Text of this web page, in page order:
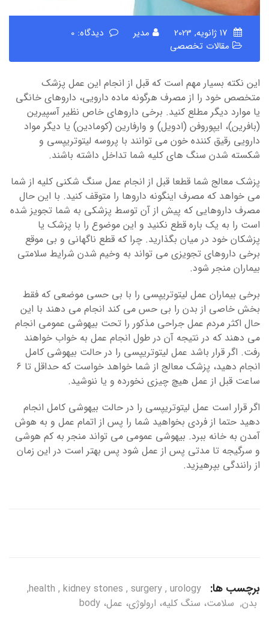
مدیر
دیدگاه: 0
مقالات تخصصی
این نکته بسیار مهم است که قبل از انجام این عمل پزشک
متخصص خود را از مصرف هرگونه ماده دارویی، داروهای خانگی
یا موارد دیگر مطلع کنید. برخی داروهای خاص نظیر آسپیرین
(بافرین)، ایپوروفن (ادویل) و وارفارین (کومادین) یا دیگر مواد
دارویی رقیق کننده خون می توانند با پروسه لیتوتریپسی و
شکسته شدن سنگ های کلیه شما تداخل داشته باشند.
پزشک معالج شما قطعا قبل از انجام عمل سنگ شکنی کلیه از شما
می خواهد که مصرف اینگونه داروها را متوقف کنید. با این حال
مصرف داروهایی که پیش از آن توسط پزشکی به شما تجویز شده
است را به یک باره قطع نکنید و این موضوع را با پزشک یا
پزشکان خود در میان بگذارید. چرا که قطع ناگهانی و بی موقع
برخی داروهای تجویزی می تواند به وخیم شدن شرایط سلامتی
بیماران منجر شود.
برخی بیماران عمل لیتوتریپسی را با بی حسی موضعی که فقط
بخش خاصی از بدن را بی حس می کند انجام می دهند با این
حال اکثر مردم عمل جراحی مذکور را تحت بیهوشی عمومی انجام
می دهند که در نتیجه آن در طول انجام عمل به خواب خواهند
رفت. اگر قرار باشد عمل لیتوتریپسی را در حالت بیهوشی کامل
انجام دهید، پزشک معالج از شما خواهد خواست که حداقل تا ۶
ساعت قبل از عمل هیچ چیزی نخورده و یا ننوشید.
اگر قرار است عمل لیتوتریپسی را در حالت بیهوشی کامل انجام
دهید حتما از فردی بخواهید شما را پس از اتمام عمل و به هوش
آمدن به خانه ببرد. بیهوشی عمومی می تواند منجر به کم هوشی
و سرگیجه تا مدتی پس از عمل شود پس بهتر است در این زمان
از رانندگی بپرهیزید.
برچسب ها: health , kidney stones , surgery , urology
,
بدن, سلامت، سنگ کلیه، ارولوژی، عمل، body